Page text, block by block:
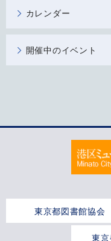
カレンダー
開催中のイベント
東京都図書館協会
東